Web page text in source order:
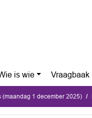
is wie Vraagbaak
(maandag 1 december 2025)